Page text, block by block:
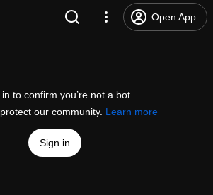
Open App
to confirm you’re not a bot
our community. Learn more
Sign in